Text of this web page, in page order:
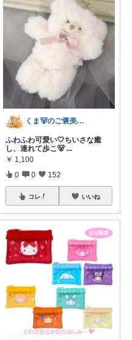
くま🐻のご褒美ROOM🍯
ふわふわ可愛い🤍ちいさな癒
し、連れて歩こ🐻 ...
￥ 1,100
0 0 152
コレ いいね